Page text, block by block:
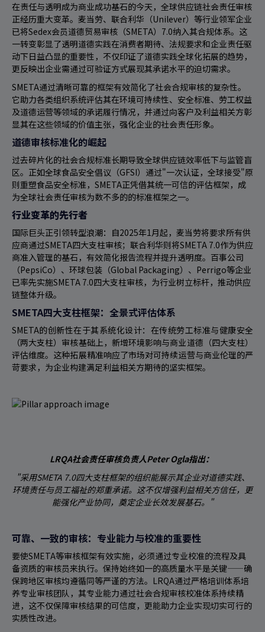
在责任与透明成为商业成功基石的今天，全球供应链社会责任审核
正经历重大变革。麦当劳、联合利华（Unilever）等行业领军企业
已将Sedex会员道德贸易审核（SMETA）7.0纳入其合规体系。这
一转变彰显了透明道德实践在消费者期待、法规要求和企业责任驱
动下日益凸显的重要性，不仅印证了道德实践全球化拓展的趋势，
更反映出企业需通过可验证方式展现其承诺水平的迫切需求。
SMETA通过清晰可靠的框架有效简化了社会合规审核的复杂性。
它助力各类组织系统评估其在环境可持续性、安全标准、劳工权益
及道德运营等领域的承诺履行情况，并通过向客户及利益相关方彰
显其在这些领域的价值主张，强化企业的社会责任形象。
道德审核标准化的崛起
过去碎片化的社会合规标准长期导致全球供应链效率低下与监管盲
区。正如全球食品安全倡议（GFSI）通过"一次认证，全球接受"原
则重塑食品安全标准，SMETA正凭借其统一可信的评估框架，成
为全球社会责任审核为数不多的的标准框架之一。
行业变革的先行者
国际巨头正引领转型浪潮：自2025年1月起，麦当劳将要求所有供
应商通过SMETA四大支柱审核；联合利华则将SMETA 7.0作为供应
商准入管理的基石，有效简化报告流程并提升透明度。百事公司
（PepsiCo）、环球包装（Global Packaging）、Perrigo等企业
已率先实施SMETA 7.0四大支柱审核，为行业树立标杆，推动供应
链整体升级。
SMETA四大支柱框架：全景式评估体系
SMETA的创新性在于其系统化设计：在传统劳工标准与健康安全
（两大支柱）审核基础上，新增环境影响与商业道德（四大支柱）
评估维度。这种拓展精准响应了市场对可持续运营与商业伦理的严
苛要求，为企业构建满足利益相关方期待的坚实框架。
LRQA社会责任审核负责人Peter Ogla指出：
"采用SMETA 7.0四大支柱框架的组织能展示其企业对道德实践、
环境责任与员工福祉的郑重承诺。这不仅增强利益相关方信任，更
能强化产业协同，奠定企业长效发展基石。"
可靠、一致的审核：专业能力与校准的重要性
要使SMETA等审核框架有效实施，必须通过专业校准的流程及具
备资质的审核员来执行。保持始终如一的高质量水平是关键——确
保跨地区审核均遵循同等严谨的方法。LRQA通过严格培训体系培
养专业审核团队，其专业能力通过社会合规审核校准体系持续精
进，这不仅保障审核结果的可信度，更能助力企业实现切实可行的
实质性改进。